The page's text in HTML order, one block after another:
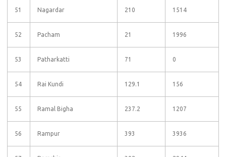
51 Nagardar 210 1514
52 Pacham 21 1996
53 Patharkatti 71 0
54 Rai Kundi 129.1 156
55 Ramal Bigha 237.2 1207
56 Rampur 393 3936